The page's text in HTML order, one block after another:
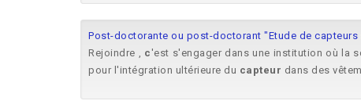
Post-doctorante ou post-doctorant "Etude de
Rejoindre , c'est s'engager dans une institution où la
pour l'intégration ultérieure du capteur dans des